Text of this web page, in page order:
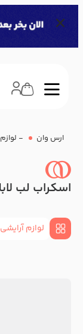
ارس وان -
اسکراب لب
لوازم آرایشی